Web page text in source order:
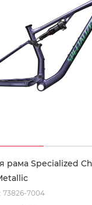
рама Specialized
73826-7004